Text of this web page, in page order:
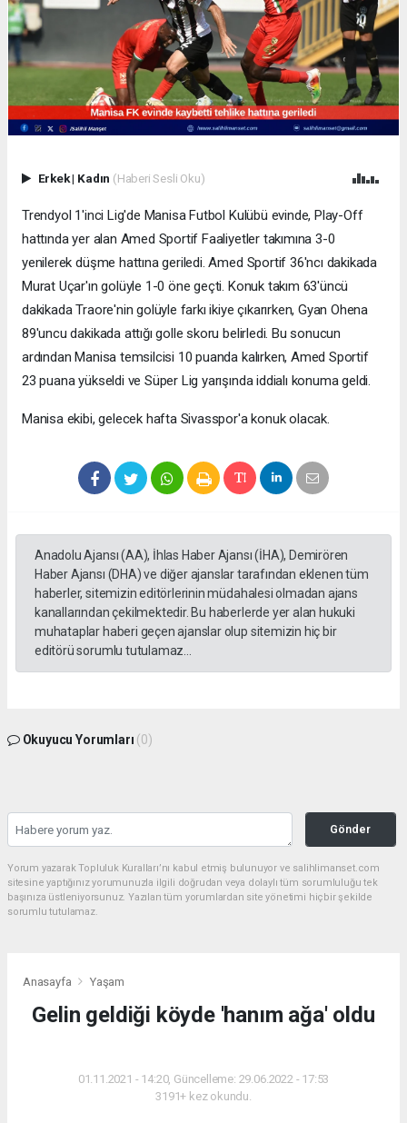
Erkek| Kadın (Haberi Sesli Oku)
Trendyol 1'inci Lig'de Manisa Futbol Kulübü evinde, Play-Off
hattında yer alan Amed Sportif Faaliyetler takımına 3-0
yenilerek düşme hattına geriledi. Amed Sportif 36'ncı dakikada
Murat Uçar'ın golüyle 1-0 öne geçti. Konuk takım 63'üncü
dakikada Traore'nin golüyle farkı ikiye çıkarırken, Gyan Ohena
89'uncu dakikada attığı golle skoru belirledi. Bu sonucun
ardından Manisa temsilcisi 10 puanda kalırken, Amed Sportif
23 puana yükseldi ve Süper Lig yarışında iddialı konuma geldi.
Manisa ekibi, gelecek hafta Sivasspor'a konuk olacak.
Anadolu Ajansı (AA), İhlas Haber Ajansı (İHA), Demirören
Haber Ajansı (DHA) ve diğer ajanslar tarafından eklenen tüm
haberler, sitemizin editörlerinin müdahalesi olmadan ajans
kanallarından çekilmektedir. Bu haberlerde yer alan hukuki
muhataplar haberi geçen ajanslar olup sitemizin hiç bir
editörü sorumlu tutulamaz...
Okuyucu Yorumları (0)
Gönder
Yorum yazarak Topluluk Kuralları’nı kabul etmiş bulunuyor ve salihlimanset.com
sitesine yaptığınız yorumunuzla ilgili doğrudan veya dolaylı tüm sorumluluğu tek
başınıza üstleniyorsunuz. Yazılan tüm yorumlardan site yönetimi hiçbir şekilde
sorumlu tutulamaz.
Anasayfa Yaşam
Gelin geldiği köyde 'hanım ağa' oldu
01.11.2021 - 14:20, Güncelleme: 29.06.2022 - 17:53
3191+ kez okundu.